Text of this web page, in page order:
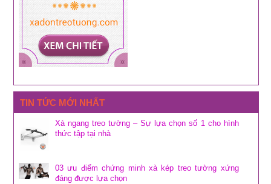
TIN TỨC MỚI NHẤT
Xà ngang treo tường – Sự lựa chọn số 1 cho hình
thức tập tại nhà
03 ưu điểm chứng minh xà kép treo tường xứng
đáng được lựa chọn